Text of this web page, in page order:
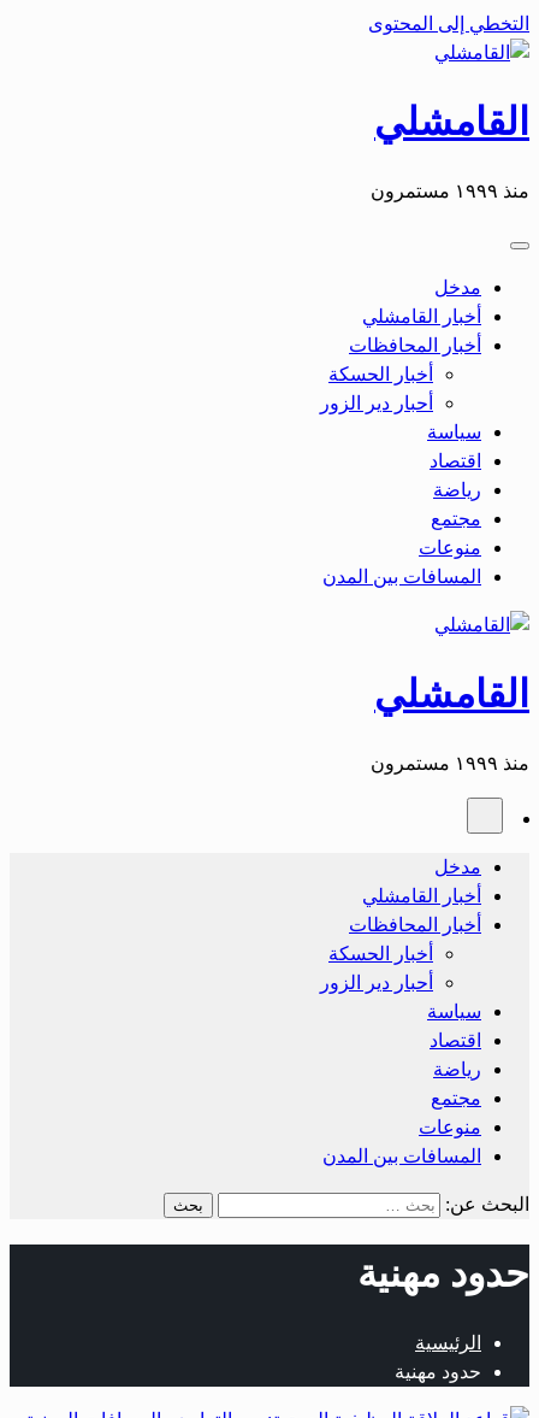
التخطي إلى المحتوى
القامشلي
منذ ١٩٩٩ مستمرون
مدخل
أخبار القامشلي
أخبار المحافظات
أخبار الحسكة
أحبار دير الزور
سياسة
اقتصاد
رياضة
مجتمع
منوعات
المسافات بين المدن
القامشلي
منذ ١٩٩٩ مستمرون
مدخل
أخبار القامشلي
أخبار المحافظات
أخبار الحسكة
أحبار دير الزور
سياسة
اقتصاد
رياضة
مجتمع
منوعات
المسافات بين المدن
البحث عن:
‏حدود مهنية
الرئيسية
‏حدود مهنية